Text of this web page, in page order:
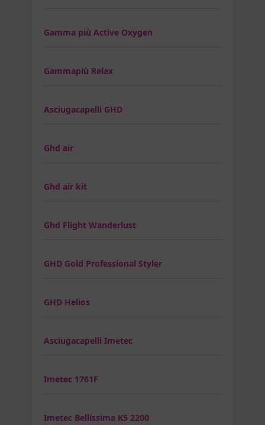
Gamma più Active Oxygen
Gammapiù Relax
Asciugacapelli GHD
Ghd air
Ghd air kit
Ghd Flight Wanderlust
GHD Gold Professional Styler
GHD Helios
Asciugacapelli Imetec
Imetec 1761F
Imetec Bellissima K5 2200